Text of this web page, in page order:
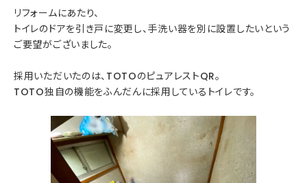
リフォームにあたり、
トイレのドアを引き戸に変更し、手洗い器を別に設置したいという
ご要望がございました。
採用いただいたのは、TOTOのピュアレストQR。
TOTO独自の機能をふんだんに採用しているトイレです。